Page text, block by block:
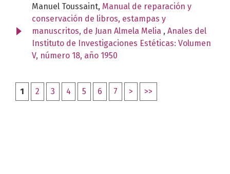
Manuel Toussaint, Manual de reparación y
conservación de libros, estampas y
manuscritos, de Juan Almela Melia , Anales del
Instituto de Investigaciones Estéticas: Volumen
V, número 18, año 1950
1 2 3 4 5 6 7 > >>